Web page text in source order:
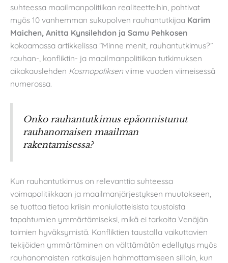
suhteessa maailmanpolitiikan realiteetteihin, pohtivat
myös 10 vanhemman sukupolven rauhantutkijaa Karim
Maichen, Anitta Kynsilehdon ja Samu Pehkosen
kokoamassa artikkelissa ”Minne menit, rauhantutkimus?”
rauhan-, konfliktin- ja maailmanpolitiikan tutkimuksen
aikakauslehden Kosmopoliksen viime vuoden viimeisessä
numerossa.
Onko rauhantutkimus epäonnistunut
rauhanomaisen maailman
rakentamisessa?
Kun rauhantutkimus on relevanttia suhteessa
voimapolitiikkaan ja maailmanjärjestyksen muutokseen,
se tuottaa tietoa kriisin moniulotteisista taustoista
tapahtumien ymmärtämiseksi, mikä ei tarkoita Venäjän
toimien hyväksymistä. Konfliktien taustalla vaikuttavien
tekijöiden ymmärtäminen on välttämätön edellytys myös
rauhanomaisten ratkaisujen hahmottamiseen silloin, kun